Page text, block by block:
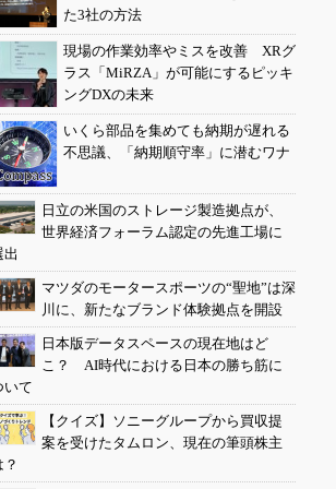
た3社の方法
現場の作業効率やミスを改善 XRグ
ラス「MiRZA」が可能にするピッキ
ングDXの未来
いくら部品を集めても納期が遅れる
不思議、「納期順守率」に潜むワナ
日立の米国のストレージ製造拠点が、
世界経済フォーラム認定の先進工場に
出
マツダのモータースポーツの“聖地”は深
川に、新たなブランド体験拠点を開設
日本版データスペースの現在地はど
こ？ AI時代における日本の勝ち筋に
いて
【クイズ】ソニーグループから買収提
案を受けたタムロン、現在の筆頭株主
？